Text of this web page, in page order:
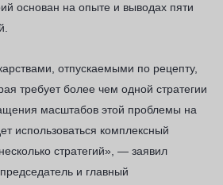
основан на опыте и выводах пяти
отпускаемыми по рецепту,
требует более чем одной стратегии
масштабов этой проблемы на
использоваться комплексный
стратегий», — заявил
и главный